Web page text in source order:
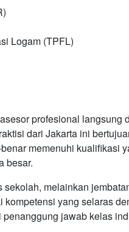
Logam (TPFL)
profesional langsung
dari Jakarta ini
memenuhi kualifikasi
besar.
melainkan
yang selaras
jawab kelas